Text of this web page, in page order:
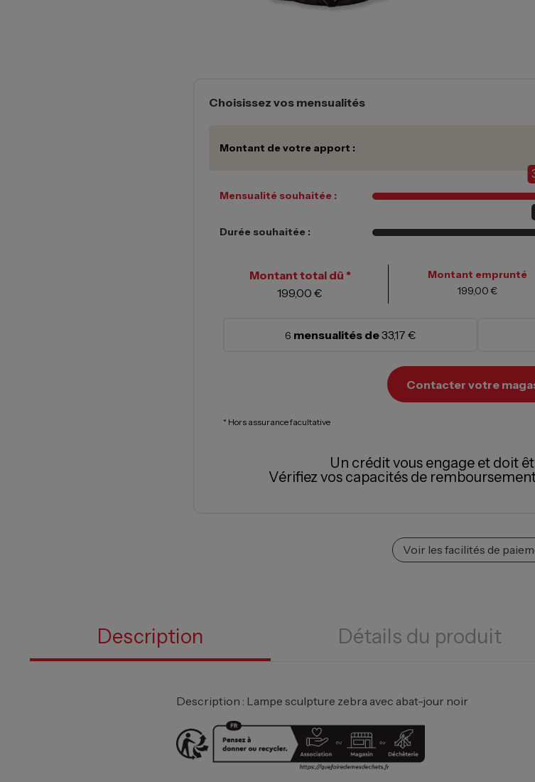
Choisissez vos mensualités
Montant de votre apport :
Mensualité souhaitée :
Durée souhaitée :
Montant total dû *
199,00 €
Montant emprunté
199,00 €
6 mensualités de33,17 €
Contacter votre
* Hors assurance facultative
Un crédit vous engage et doit
Vérifiez vos capacités de
Voir les facilités de
Description Détails du produit
Description : Lampe sculpture zebra avec abat-jour noir